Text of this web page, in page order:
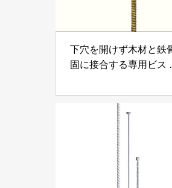
下穴を開けず木材と鉄
固に接合する専用ビス
株式会社